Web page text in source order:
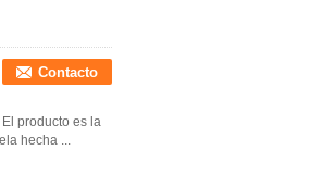
Contacto
producto es la
hecha ...